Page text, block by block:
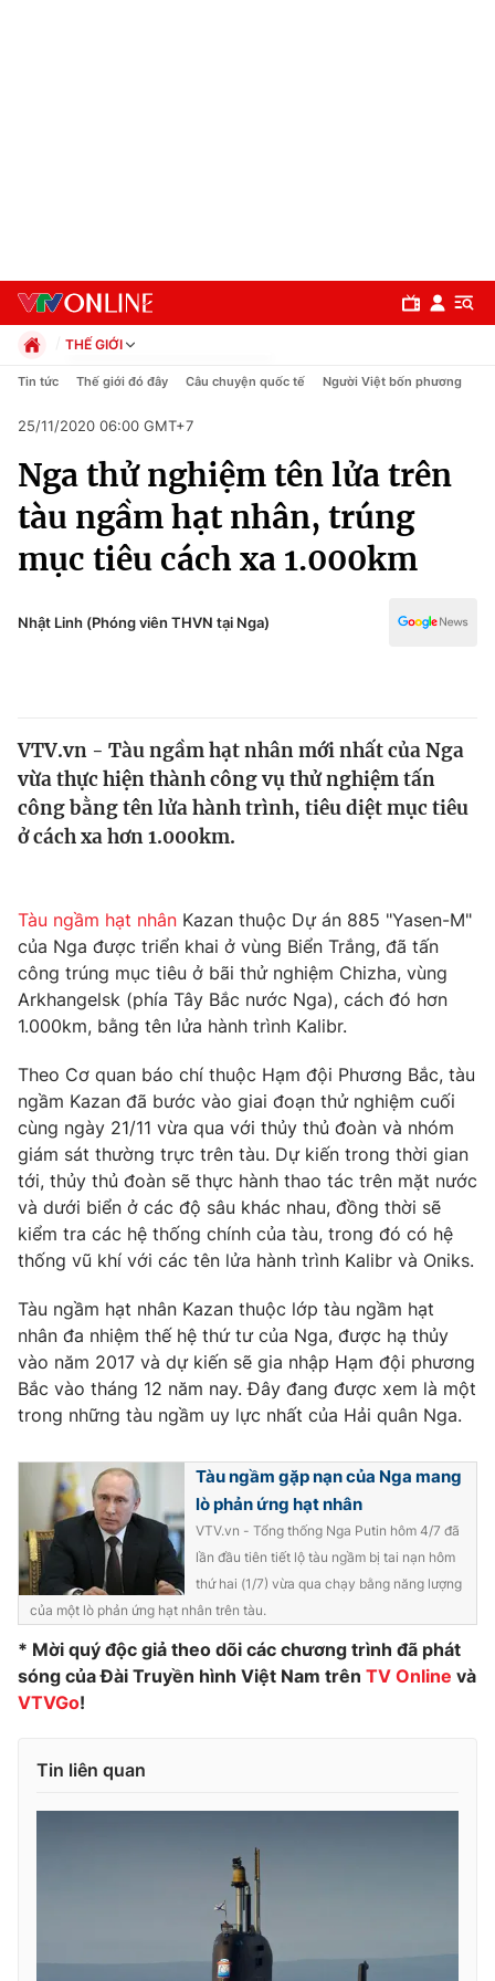
Chuyên mục
Chính trị
Xã hội
Pháp luật
Thế giới
Tin tức
Thế giới đó đây
Kinh tế
Thị trường
Góc doanh nghiệp
Truyền hình
Phim VTV
Hậu trường
Nhân vật
Khán giả
Giải sao mai
Giải trí
Âm nhạc
Sao
Đời sống
Du lịch
Làm đẹp
Chất lượng cuộc sống
Giáo dục
Tuyển sinh
Học trực tuyến
Công nghệ
Hitech Công nghệ tương lai
Sản phẩm
Thị trường
Tư vấn
Giao lưu trực tuyến
Lịch phát sóng
Chuyên mục khác
Emagazine Podcast
Photo Infographic
Video Shorts video
VTV Money VTV Thể thao
VTV Sức khoẻ
Thị trường 24h
Vươn mình bằng AI
VTV8
Liên hệ tòa soạn English
THẾ GIỚI
Chính trị
Pháp luật
Kinh tế
Thể thao
Truyền hình
Văn hóa - Giải trí
Công nghệ
Tin tức Thế giới đó đây Câu chuyện quốc tế Người Việt bốn phương
25/11/2020 06:00 GMT+7
Nga thử nghiệm tên lửa trên
tàu ngầm hạt nhân, trúng
mục tiêu cách xa 1.000km
Nhật Linh (Phóng viên THVN tại Nga)
VTV.vn - Tàu ngầm hạt nhân mới nhất của Nga
vừa thực hiện thành công vụ thử nghiệm tấn
công bằng tên lửa hành trình, tiêu diệt mục tiêu
ở cách xa hơn 1.000km.
Tàu ngầm hạt nhân Kazan thuộc Dự án 885 "Yasen-M"
của Nga được triển khai ở vùng Biển Trắng, đã tấn
công trúng mục tiêu ở bãi thử nghiệm Chizha, vùng
Arkhangelsk (phía Tây Bắc nước Nga), cách đó hơn
1.000km, bằng tên lửa hành trình Kalibr.
Theo Cơ quan báo chí thuộc Hạm đội Phương Bắc, tàu
ngầm Kazan đã bước vào giai đoạn thử nghiệm cuối
cùng ngày 21/11 vừa qua với thủy thủ đoàn và nhóm
giám sát thường trực trên tàu. Dự kiến trong thời gian
tới, thủy thủ đoàn sẽ thực hành thao tác trên mặt nước
và dưới biển ở các độ sâu khác nhau, đồng thời sẽ
kiểm tra các hệ thống chính của tàu, trong đó có hệ
thống vũ khí với các tên lửa hành trình Kalibr và Oniks.
Tàu ngầm hạt nhân Kazan thuộc lớp tàu ngầm hạt
nhân đa nhiệm thế hệ thứ tư của Nga, được hạ thủy
vào năm 2017 và dự kiến sẽ gia nhập Hạm đội phương
Bắc vào tháng 12 năm nay. Đây đang được xem là một
trong những tàu ngầm uy lực nhất của Hải quân Nga.
Tàu ngầm gặp nạn của Nga mang
lò phản ứng hạt nhân
VTV.vn - Tổng thống Nga Putin hôm 4/7 đã
lần đầu tiên tiết lộ tàu ngầm bị tai nạn hôm
thứ hai (1/7) vừa qua chạy bằng năng lượng
của một lò phản ứng hạt nhân trên tàu.
* Mời quý độc giả theo dõi các chương trình đã phát
sóng của Đài Truyền hình Việt Nam trên TV Online và
VTVGo!
Tin liên quan